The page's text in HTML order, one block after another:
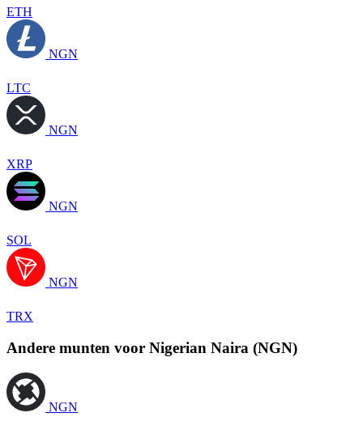
ETH
NGN
LTC
NGN
XRP
NGN
SOL
NGN
TRX
Andere munten voor Nigerian Naira (NGN)
NGN